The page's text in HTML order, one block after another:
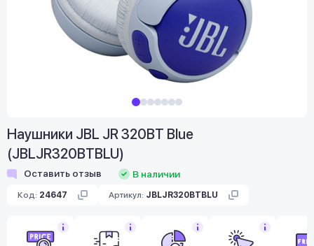
Наушники JBL JR 320BT Blue
(JBLJR320BTBLU)
Оставить отзыв В наличии
Код: 24647 Артикул: JBLJR320BTBLU